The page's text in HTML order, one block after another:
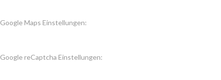
Google Maps Einstellungen:
Google reCaptcha Einstellungen: